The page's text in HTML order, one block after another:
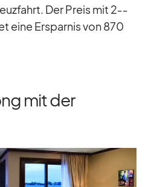
Der Preis mit 2‑­
eine Er­spar­nis von 870
mit der